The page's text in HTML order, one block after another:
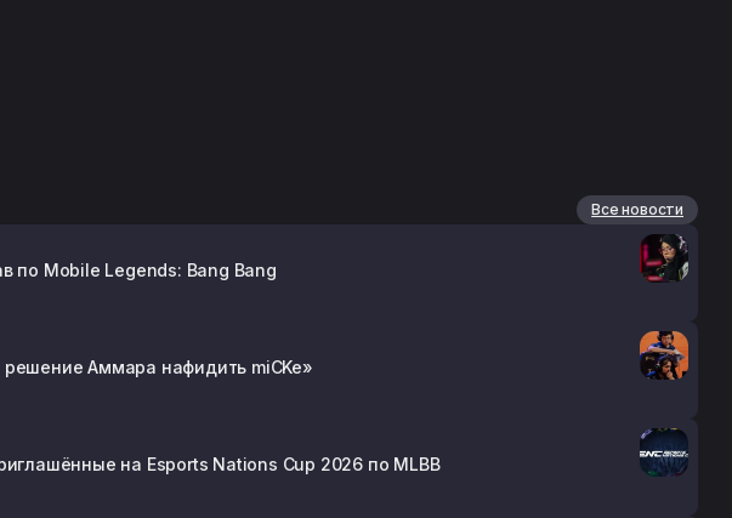
Все новости
по Mobile Legends: Bang Bang
Аммара нафидить miCKe»
на Esports Nations Cup 2026 по MLBB